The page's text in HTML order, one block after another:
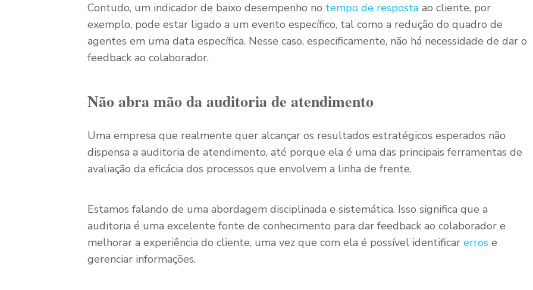
Contudo, um indicador de baixo desempenho no tempo de resposta ao cliente, por
exemplo, pode estar ligado a um evento específico, tal como a redução do quadro de
agentes em uma data específica. Nesse caso, especificamente, não há necessidade de dar o
feedback ao colaborador.
Não abra mão da auditoria de atendimento
Uma empresa que realmente quer alcançar os resultados estratégicos esperados não
dispensa a auditoria de atendimento, até porque ela é uma das principais ferramentas de
avaliação da eficácia dos processos que envolvem a linha de frente.
Estamos falando de uma abordagem disciplinada e sistemática. Isso significa que a
auditoria é uma excelente fonte de conhecimento para dar feedback ao colaborador e
melhorar a experiência do cliente, uma vez que com ela é possível identificar erros e
gerenciar informações.